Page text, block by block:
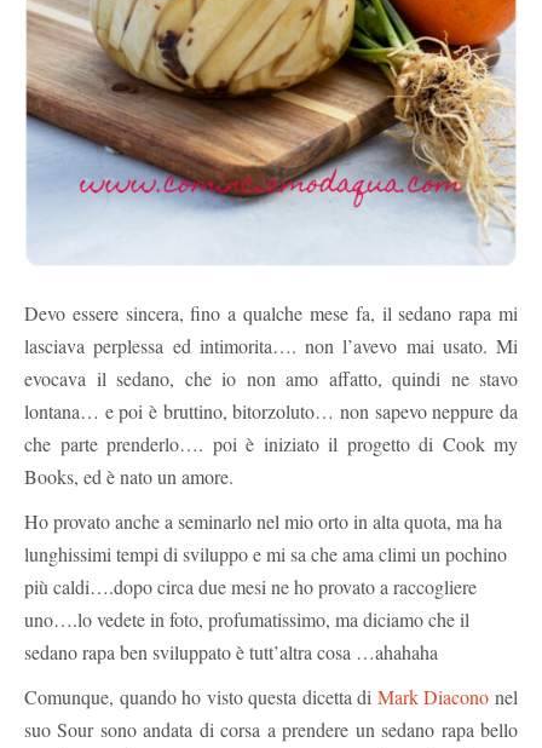
Devo essere sincera, fino a qualche mese fa, il sedano rapa mi
lasciava perplessa ed intimorita…. non l’avevo mai usato. Mi
evocava il sedano, che io non amo affatto, quindi ne stavo
lontana… e poi è bruttino, bitorzoluto… non sapevo neppure da
che parte prenderlo…. poi è iniziato il progetto di Cook my
Books, ed è nato un amore.
Ho provato anche a seminarlo nel mio orto in alta quota, ma ha
lunghissimi tempi di sviluppo e mi sa che ama climi un pochino
più caldi….dopo circa due mesi ne ho provato a raccogliere
uno….lo vedete in foto, profumatissimo, ma diciamo che il
sedano rapa ben sviluppato è tutt’altra cosa …ahahaha
Comunque, quando ho visto questa dicetta di Mark Diacono nel
suo Sour sono andata di corsa a prendere un sedano rapa bello